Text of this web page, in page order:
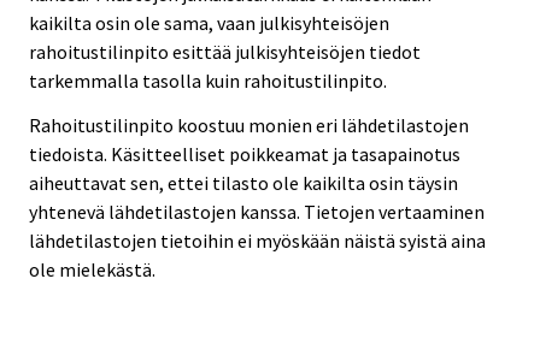
kaikilta osin ole sama, vaan julkisyhteisöjen
rahoitustilinpito esittää julkisyhteisöjen tiedot
tarkemmalla tasolla kuin rahoitustilinpito.
Rahoitustilinpito koostuu monien eri lähdetilastojen
tiedoista. Käsitteelliset poikkeamat ja tasapainotus
aiheuttavat sen, ettei tilasto ole kaikilta osin täysin
yhtenevä lähdetilastojen kanssa. Tietojen vertaaminen
lähdetilastojen tietoihin ei myöskään näistä syistä aina
ole mielekästä.